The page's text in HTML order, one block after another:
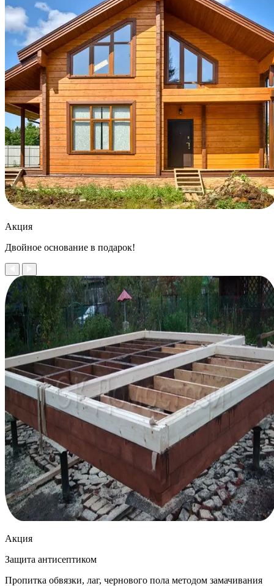
Акция
Двойное основание в подарок!
Акция
Защита антисептиком
Пропитка обвязки, лаг, чернового пола методом замачивания